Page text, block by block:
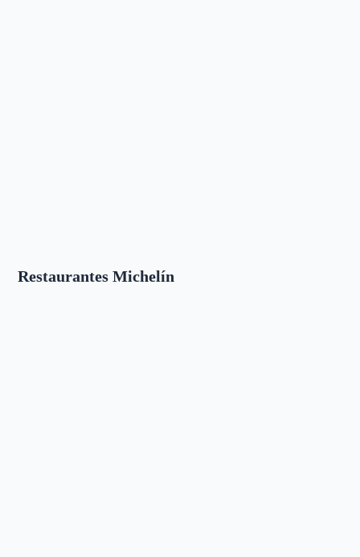
Restaurantes Michelín